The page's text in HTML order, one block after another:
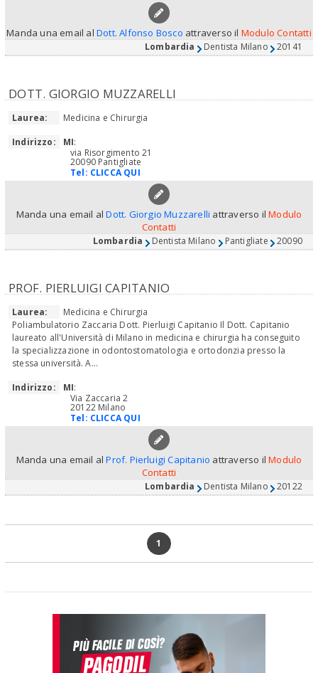
Manda una email alDott. Alfonso Bosco attraverso il Modulo Contatti
Lombardia Dentista Milano 20141
DOTT. GIORGIO MUZZARELLI
Laurea:
Medicina e Chirurgia
Indirizzo:
MI:
via Risorgimento 21
20090 Pantigliate
Tel: CLICCA QUI
Manda una email alDott. Giorgio Muzzarelli attraverso ilModulo
Contatti
Lombardia Dentista Milano Pantigliate 20090
PROF. PIERLUIGI CAPITANIO
Laurea:
Medicina e Chirurgia
Poliambulatorio Zaccaria Dott. Pierluigi Capitanio Il Dott. Capitanio
laureato all'Università di Milano in medicina e chirurgia ha conseguito
la specializzazione in odontostomatologia e ortodonzia presso la
stessa università. A...
Indirizzo:
MI:
Via Zaccaria 2
20122 Milano
Tel: CLICCA QUI
Manda una email alProf. Pierluigi Capitanio attraverso ilModulo
Contatti
Lombardia Dentista Milano 20122
1